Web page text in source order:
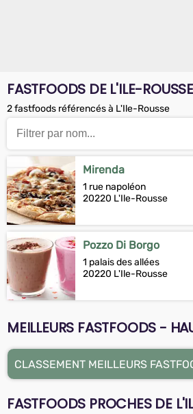
FASTFOODS DE L'ILE-ROUSSE
2 fastfoods référencés à L'Ile-Rousse
Mirenda
1 rue napoléon
20220 L'Ile-Rousse
Pozzo Di Borgo
1 palais des allées
20220 L'Ile-Rousse
MEILLEURS FASTFOODS -
CLASSEMENT MEILLEURS
FASTFOODS PROCHES DE